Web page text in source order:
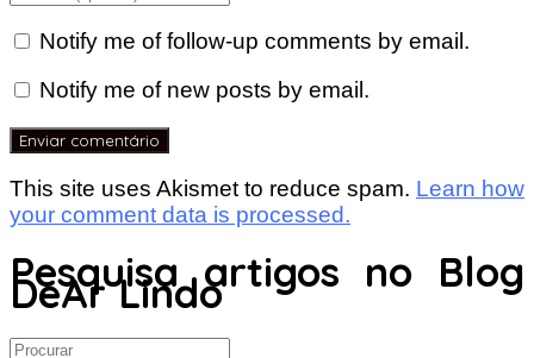
Notify me of follow-up comments by email.
Notify me of new posts by email.
This site uses Akismet to reduce spam. Learn how
your comment data is processed.
Pesquisa artigos no Blog
DeAr Lindo
Search